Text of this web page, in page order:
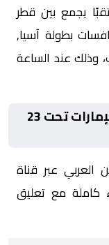
01-07 لقاءً مرتقبًا يجمع بين قطر
تحت 23 ضمن منافسات بطولة آسيا,
ب، وذلك عند الساعة
تفاصيل مباراة قطر تحت 23 ضد الإمارات تحت 23
العربي عبر قناة
كاملة مع تعليق